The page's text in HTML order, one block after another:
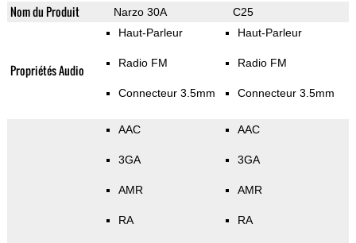
Nom du Produit Narzo 30A C25
Propriétés Audio
Haut-Parleur
Radio FM
Connecteur 3.5mm
Haut-Parleur
Radio FM
Connecteur 3.5mm
AAC
3GA
AMR
RA
AAC
3GA
AMR
RA